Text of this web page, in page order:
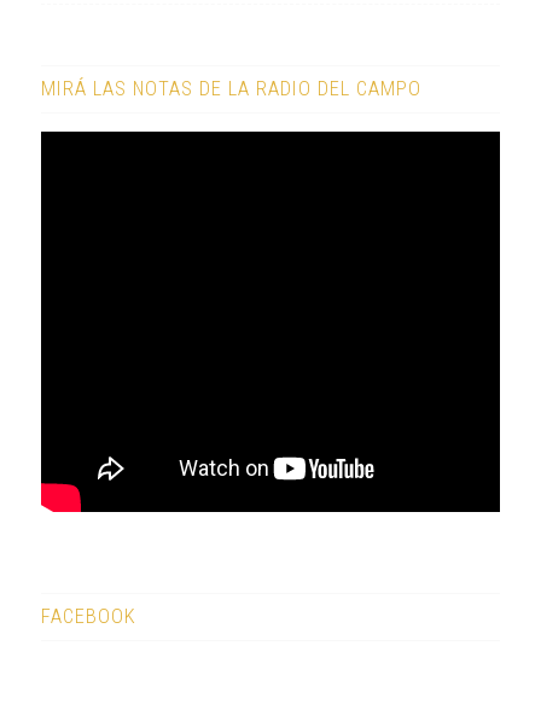
MIRÁ LAS NOTAS DE LA RADIO DEL CAMPO
FACEBOOK